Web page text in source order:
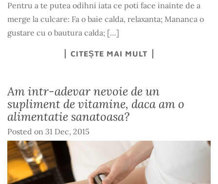
Pentru a te putea odihni iata ce poti face inainte de a
merge la culcare: Fa o baie calda, relaxanta; Mananca o
gustare cu o bautura calda; […]
CITEȘTE MAI MULT
Am intr-adevar nevoie de un
supliment de vitamine, daca am o
alimentatie sanatoasa?
Posted on 31 Dec, 2015